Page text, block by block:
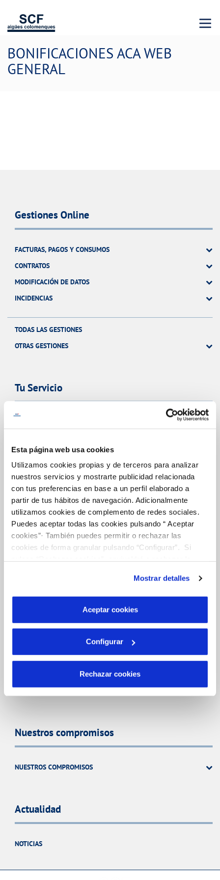
Esta página web usa cookies
Utilizamos cookies propias y de terceros para analizar
nuestros servicios y mostrarte publicidad relacionada
con tus preferencias en base a un perfil elaborado a
partir de tus hábitos de navegación. Adicionalmente
utilizamos cookies de complemento de redes sociales.
Puedes aceptar todas las cookies pulsando “ Aceptar
cookies”· También puedes permitir o rechazar las
cookies de forma granular pulsando “Configurar”. Si
son indispensables para que el sitio web funcione y que
por tanto no se pueden desactivar. Puedes consultar
más información en nuestraPolítica de Cookies
Mostrar detalles
Aceptar cookies
Configurar
Rechazar cookies
Menu
BONIFICACIONES ACA WEB
GENERAL
Gestiones Online
FACTURAS, PAGOS Y CONSUMOS
CONTRATOS
MODIFICACIÓN DE DATOS
INCIDENCIAS
TODAS LAS GESTIONES
OTRAS GESTIONES
Tu Servicio
COMPROMISO DE SERVICIO
Tu Agua
NUESTRO PAPEL EN EL CICLO URBANO
CALIDAD
CUIDADOS DEL AGUA
CÓDIGO ÉTICO
SISTEMAS DE GESTIÓN Y CERTIFICADOS
CONTRATACIÓN
Nuestros compromisos
NUESTROS COMPROMISOS
Actualidad
NOTICIAS